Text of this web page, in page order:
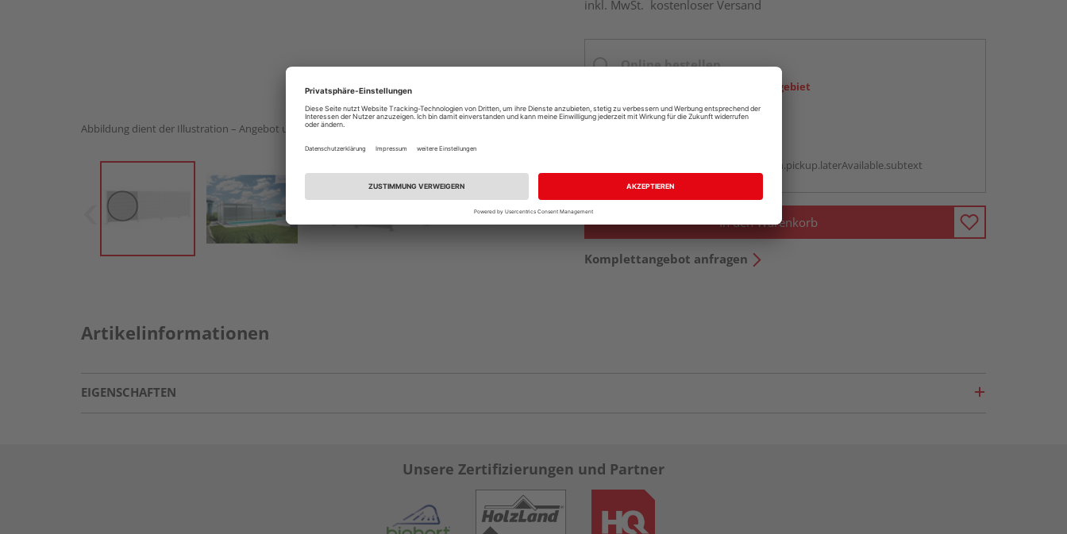
Abbildung dient der Illustration – Angebot umfasst 1 Stück.
inkl. MwSt. kostenloser Versand
Online bestellen
Ihr Standort ist nicht im Liefergebiet
vue.ads.priceMerchantBox.option.pickup.laterAvailable.subtext
In den Warenkorb
Komplettangebot anfragen
Artikelinformationen
EIGENSCHAFTEN
Unsere Zertifizierungen und Partner